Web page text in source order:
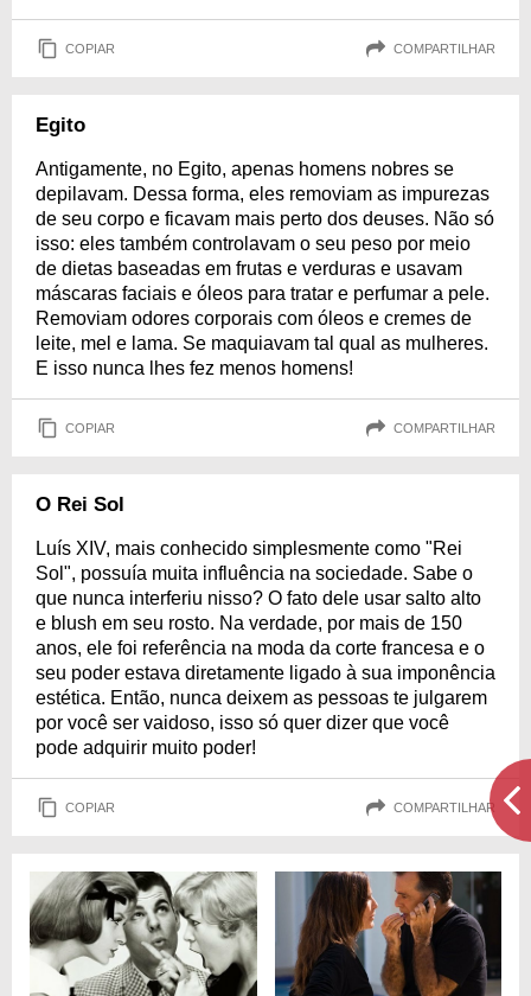
COPIAR COMPARTILHAR
Egito
Antigamente, no Egito, apenas homens nobres se
depilavam. Dessa forma, eles removiam as impurezas
de seu corpo e ficavam mais perto dos deuses. Não só
isso: eles também controlavam o seu peso por meio
de dietas baseadas em frutas e verduras e usavam
máscaras faciais e óleos para tratar e perfumar a pele.
Removiam odores corporais com óleos e cremes de
leite, mel e lama. Se maquiavam tal qual as mulheres.
E isso nunca lhes fez menos homens!
COPIAR COMPARTILHAR
O Rei Sol
Luís XIV, mais conhecido simplesmente como "Rei
Sol", possuía muita influência na sociedade. Sabe o
que nunca interferiu nisso? O fato dele usar salto alto
e blush em seu rosto. Na verdade, por mais de 150
anos, ele foi referência na moda da corte francesa e o
seu poder estava diretamente ligado à sua imponência
estética. Então, nunca deixem as pessoas te julgarem
por você ser vaidoso, isso só quer dizer que você
pode adquirir muito poder!
COPIAR COMPARTILHAR